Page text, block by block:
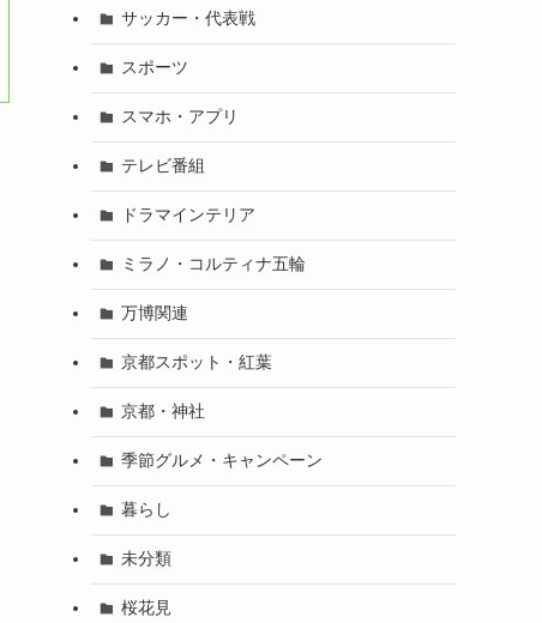
サッカー・代表戦
スポーツ
スマホ・アプリ
テレビ番組
ドラマインテリア
ミラノ・コルティナ五輪
万博関連
京都スポット・紅葉
京都・神社
季節グルメ・キャンペーン
暮らし
未分類
桜花見